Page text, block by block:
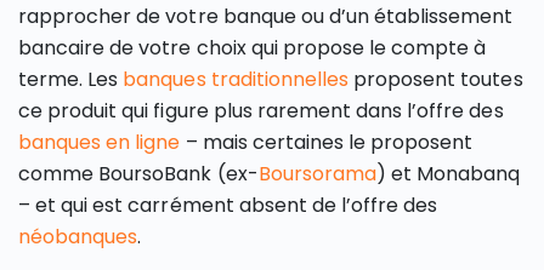
rapprocher de votre banque ou d’un établissement
bancaire de votre choix qui propose le compte à
terme. Les banques traditionnelles proposent toutes
ce produit qui figure plus rarement dans l’offre des
banques en ligne – mais certaines le proposent
comme BoursoBank (ex-Boursorama) et Monabanq
– et qui est carrément absent de l’offre des
néobanques.